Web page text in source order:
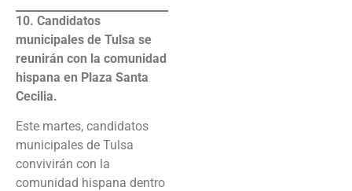
10. Candidatos
municipales de Tulsa se
reunirán con la comunidad
hispana en Plaza Santa
Cecilia.
Este martes, candidatos
municipales de Tulsa
convivirán con la
comunidad hispana dentro